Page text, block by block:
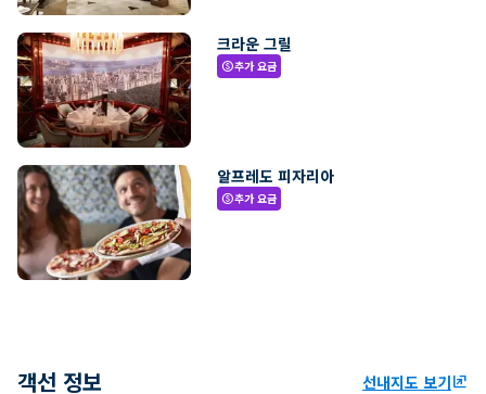
크라운 그릴
paid추가 요금
알프레도 피자리아
paid추가 요금
객선 정보 선내지도 보기ungroup